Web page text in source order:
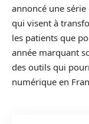
annoncé une
qui visent à
les patients que
année marquant
des outils qui
numérique en